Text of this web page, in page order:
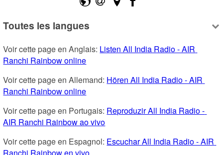
Toutes les langues
Voir cette page en Anglais: Listen All India Radio - AIR
Ranchi Rainbow online
Voir cette page en Allemand: Hören All India Radio - AIR
Ranchi Rainbow online
Voir cette page en Portugais: Reproduzir All India Radio -
AIR Ranchi Rainbow ao vivo
Voir cette page en Espagnol: Escuchar All India Radio - AIR
Ranchi Rainbow en vivo